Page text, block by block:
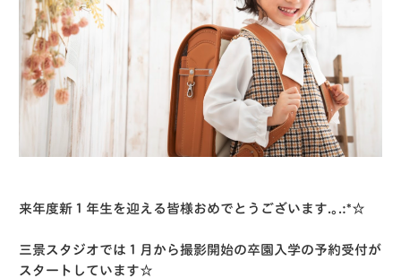
来年度新１年生を迎える皆様おめでとうございます.｡.:*☆
三景スタジオでは１月から撮影開始の卒園入学の予約受付が
スタートしています☆